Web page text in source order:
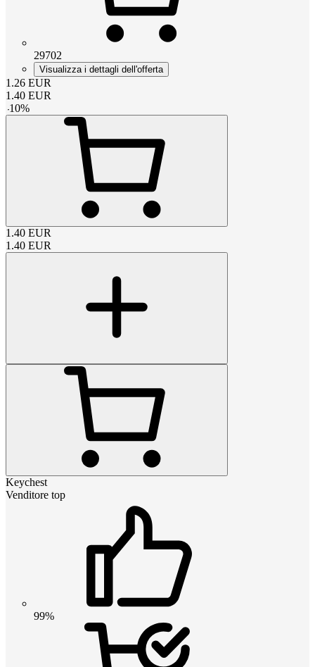
29702
Visualizza i dettagli dell'offerta
1.26 EUR
1.40 EUR
-10%
1.40 EUR
1.40 EUR
Keychest
Venditore top
99%